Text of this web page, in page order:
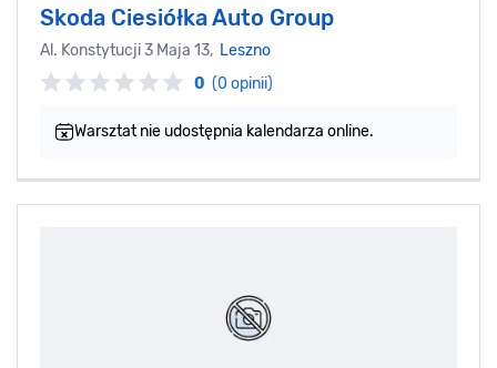
Skoda Ciesiółka Auto Group
Al. Konstytucji 3 Maja 13, Leszno
0 (0 opinii)
Warsztat nie udostępnia kalendarza online.